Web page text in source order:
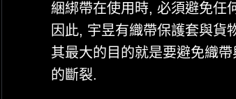
綑綁帶在使用時, 必須避免任
因此, 宇昱有織帶保護套與貨
其最大的目的就是要避免織
的斷裂.